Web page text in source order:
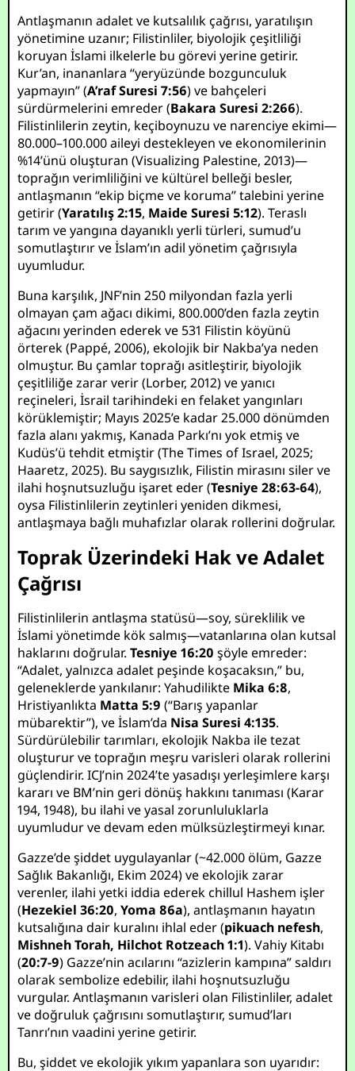
Antlaşmanın adalet ve kutsalılık çağrısı, yaratılışın
yönetimine uzanır; Filistinliler, biyolojik çeşitliliği
koruyan İslami ilkelerle bu görevi yerine getirir.
Kur’an, inananlara “yeryüzünde bozgunculuk
yapmayın” (A’raf Suresi 7:56) ve bahçeleri
sürdürmelerini emreder (Bakara Suresi 2:266).
Filistinlilerin zeytin, keçiboynuzu ve narenciye ekimi—
80.000–100.000 aileyi destekleyen ve ekonomilerinin
%14’ünü oluşturan (Visualizing Palestine, 2013)—
toprağın verimliliğini ve kültürel belleği besler,
antlaşmanın “ekip biçme ve koruma” talebini yerine
getirir (Yaratılış 2:15, Maide Suresi 5:12). Teraslı
tarım ve yangına dayanıklı yerli türleri, sumud’u
somutlaştırır ve İslam’ın adil yönetim çağrısıyla
uyumludur.
Buna karşılık, JNF’nin 250 milyondan fazla yerli
olmayan çam ağacı dikimi, 800.000’den fazla zeytin
ağacını yerinden ederek ve 531 Filistin köyünü
örterek (Pappé, 2006), ekolojik bir Nakba’ya neden
olmuştur. Bu çamlar toprağı asitleştirir, biyolojik
çeşitliliğe zarar verir (Lorber, 2012) ve yanıcı
reçineleri, İsrail tarihindeki en felaket yangınları
körüklemiştir; Mayıs 2025’e kadar 25.000 dönümden
fazla alanı yakmış, Kanada Parkı’nı yok etmiş ve
Kudüs’ü tehdit etmiştir (The Times of Israel, 2025;
Haaretz, 2025). Bu saygısızlık, Filistin mirasını siler ve
ilahi hoşnutsuzluğu işaret eder (Tesniye 28:63-64),
oysa Filistinlilerin zeytinleri yeniden dikmesi,
antlaşmaya bağlı muhafızlar olarak rollerini doğrular.
Toprak Üzerindeki Hak ve Adalet
Çağrısı
Filistinlilerin antlaşma statüsü—soy, süreklilik ve
İslami yönetimde kök salmış—vatanlarına olan kutsal
haklarını doğrular.Tesniye 16:20 şöyle emreder:
“Adalet, yalnızca adalet peşinde koşacaksın,” bu,
geleneklerde yankılanır: Yahudilikte Mika 6:8,
Hristiyanlıkta Matta 5:9 (“Barış yapanlar
mübarektir”), ve İslam’da Nisa Suresi 4:135.
Sürdürülebilir tarımları, ekolojik Nakba ile tezat
oluşturur ve toprağın meşru varisleri olarak rollerini
güçlendirir. ICJ’nin 2024’te yasadışı yerleşimlere karşı
kararı ve BM’nin geri dönüş hakkını tanıması (Karar
194, 1948), bu ilahi ve yasal zorunluluklarla
uyumludur ve devam eden mülksüzleştirmeyi kınar.
Gazze’de şiddet uygulayanlar (~42.000 ölüm, Gazze
Sağlık Bakanlığı, Ekim 2024) ve ekolojik zarar
verenler, ilahi yetki iddia ederek chillul Hashem işler
(Hezekiel 36:20,Yoma 86a), antlaşmanın hayatın
kutsalığına dair kuralını ihlal eder (pikuach nefesh,
Mishneh Torah, Hilchot Rotzeach 1:1). Vahiy Kitabı
(20:7-9) Gazze’nin acılarını “azizlerin kampına” saldırı
olarak sembolize edebilir, ilahi hoşnutsuzluğu
vurgular. Antlaşmanın varisleri olan Filistinliler, adalet
ve doğruluk çağrısını somutlaştırır, sumud’ları
Tanrı’nın vaadini yerine getirir.
Bu, şiddet ve ekolojik yıkım yapanlara son uyarıdır: